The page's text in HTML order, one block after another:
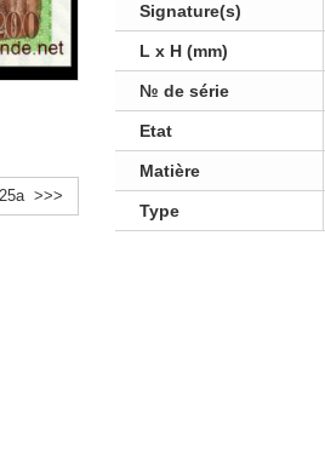
>>>
Signature(s)
L x H (mm)
№ de série
Etat
Matière
Type